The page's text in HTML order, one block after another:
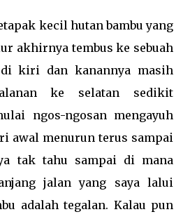
kecil hutan bambu yang
akhirnya tembus ke sebuah
kiri dan kanannya masih
ke selatan sedikit
ngos-ngosan mengayuh
awal menurun terus sampai
tak tahu sampai di mana
jalan yang saya lalui
adalah tegalan. Kalau pun